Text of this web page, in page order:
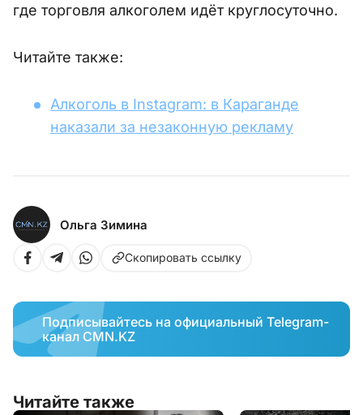
где торговля алкоголем идёт круглосуточно.
Читайте также:
Алкоголь в Instagram: в Караганде
наказали за незаконную рекламу
Ольга Зимина
Скопировать ссылку
Подписывайтесь на официальный Telegram-
канал CMN.KZ
Читайте также